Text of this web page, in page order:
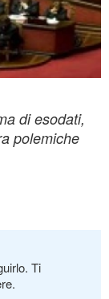
di esodati,
polemiche
Ti